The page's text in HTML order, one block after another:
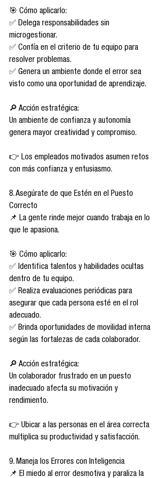
🎯 Cómo aplicarlo:
✅ Delega responsabilidades sin
microgestionar.
✅ Confía en el criterio de tu equipo para
resolver problemas.
✅ Genera un ambiente donde el error sea
visto como una oportunidad de aprendizaje.
🔎 Acción estratégica:
Un ambiente de confianza y autonomía
genera mayor creatividad y compromiso.
👉 Los empleados motivados asumen retos
con más confianza y entusiasmo.
8. Asegúrate de que Estén en el Puesto
Correcto
📌 La gente rinde mejor cuando trabaja en lo
que le apasiona.
🎯 Cómo aplicarlo:
✅ Identifica talentos y habilidades ocultas
dentro de tu equipo.
✅ Realiza evaluaciones periódicas para
asegurar que cada persona esté en el rol
adecuado.
✅ Brinda oportunidades de movilidad interna
según las fortalezas de cada colaborador.
🔎 Acción estratégica:
Un colaborador frustrado en un puesto
inadecuado afecta su motivación y
rendimiento.
👉 Ubicar a las personas en el área correcta
multiplica su productividad y satisfacción.
9. Maneja los Errores con Inteligencia
📌 El miedo al error desmotiva y paraliza la